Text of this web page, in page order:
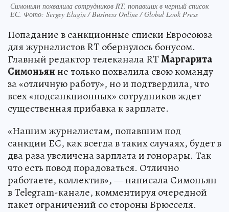
Симоньян похвалила сотрудников RT, попавших в черный список
ЕС. Фото: Sergey Elagin / Business Online / Global Look Press
Попадание в санкционные списки Евросоюза
для журналистов RT обернулось бонусом.
Главный редактор телеканала RTМаргарита
Симоньянне только похвалила свою команду
за «отличную работу», но и подтвердила, что
всех «подсанкционных» сотрудников ждет
существенная прибавка к зарплате.
«Нашим журналистам, попавшим под
санкции ЕС, как всегда в таких случаях, будет в
два раза увеличена зарплата и гонорары. Так
что есть повод порадоваться. Отлично
работаете, коллектив», — написала Симоньян
в Telegram-канале, комментируя очередной
пакет ограничений со стороны Брюсселя.